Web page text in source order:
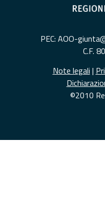
PEC: AOO-
C.F.
Note legali |
©2010